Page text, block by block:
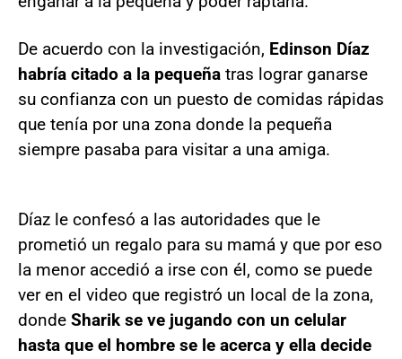
De acuerdo con la investigación, Edinson Díaz
habría citado a la pequeña tras lograr ganarse
su confianza con un puesto de comidas rápidas
que tenía por una zona donde la pequeña
siempre pasaba para visitar a una amiga.
Díaz le confesó a las autoridades que le
prometió un regalo para su mamá y que por eso
la menor accedió a irse con él, como se puede
ver en el video que registró un local de la zona,
donde Sharik se ve jugando con un celular
hasta que el hombre se le acerca y ella decide